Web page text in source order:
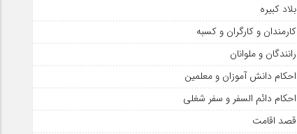
بلاد کبیره
کارمندان و کارگران و کسبه
رانندگان و ملوانان
احکام دانش آموزان و معلمین
احکام دائم السفر و سفر شغلی
قصد اقامت